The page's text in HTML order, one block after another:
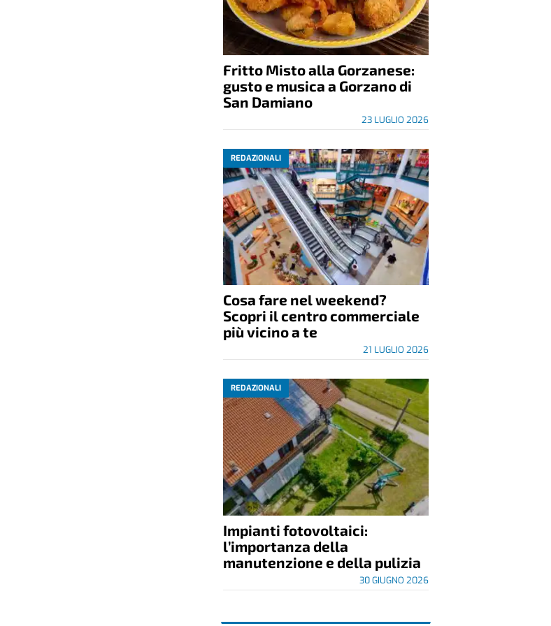
Fritto Misto alla Gorzanese:
gusto e musica a Gorzano di
San Damiano
23 LUGLIO 2026
REDAZIONALI
Cosa fare nel weekend?
Scopri il centro commerciale
più vicino a te
21 LUGLIO 2026
REDAZIONALI
Impianti fotovoltaici:
l’importanza della
manutenzione e della pulizia
30 GIUGNO 2026